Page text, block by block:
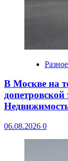
Разное
В Москве на
06.08.2026 0